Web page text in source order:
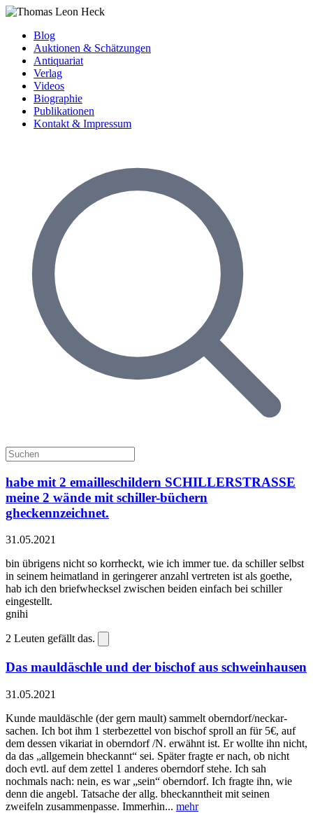
Blog
Auktionen & Schätzungen
Antiquariat
Verlag
Videos
Biographie
Publikationen
Kontakt & Impressum
habe mit 2 emailleschildern SCHILLERSTRASSE
meine 2 wände mit schiller-büchern
gheckennzeichnet.
31.05.2021
bin übrigens nicht so korrheckt, wie ich immer tue. da schiller selbst
in seinem heimatland in geringerer anzahl vertreten ist als goethe,
hab ich den briefwhecksel zwischen beiden einfach bei schiller
eingestellt.
gnihi
2 Leuten gefällt das.
Das mauldäschle und der bischof aus schweinhausen
31.05.2021
Kunde mauldäschle (der gern mault) sammelt oberndorf/neckar-
sachen. Ich bot ihm 1 sterbezettel von bischof sproll an für 5€, auf
dem dessen vikariat in oberndorf /N. erwähnt ist. Er wollte ihn nicht,
da das „allgemein bheckannt“ sei. Später fragte er nach, ob nicht
doch evtl. auf dem zettel 1 anderes oberndorf stehe. Ich sah
nochmals nach: nein, es war „sein“ oberndorf. Ich fragte ihn, wie
denn die angebl. Tatsache der allg. bheckanntheit mit seinen
zweifeln zusammenpasse. Immerhin... mehr